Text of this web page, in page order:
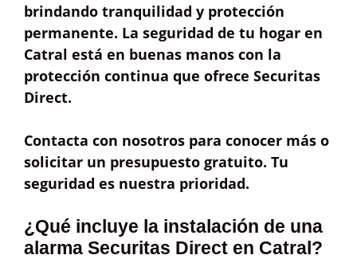
brindando tranquilidad y protección
permanente. La seguridad de tu hogar en
Catral está en buenas manos con la
protección continua que ofrece Securitas
Direct.
Contacta con nosotros para conocer más o
solicitar un presupuesto gratuito. Tu
seguridad es nuestra prioridad.
¿Qué incluye la instalación de una
alarma Securitas Direct en Catral?